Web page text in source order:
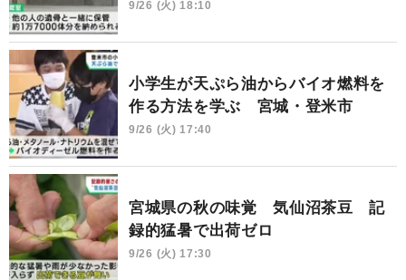
9/26 (火) 18:10
小学生が天ぷら油からバイオ燃料を
作る方法を学ぶ 宮城・登米市
9/26 (火) 17:40
宮城県の秋の味覚 気仙沼茶豆 記
録的猛暑で出荷ゼロ
9/26 (火) 17:30